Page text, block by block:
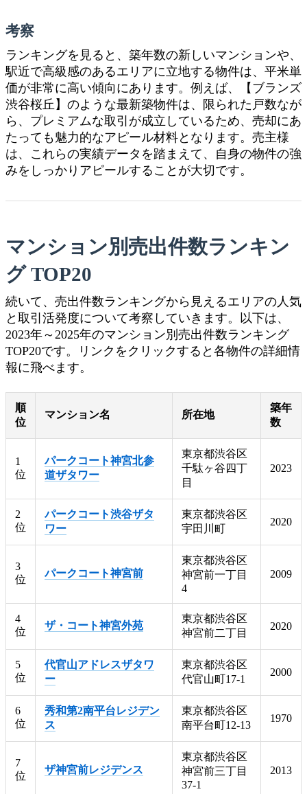
考察
ランキングを見ると、築年数の新しいマンションや、
駅近で高級感のあるエリアに立地する物件は、平米単
価が非常に高い傾向にあります。例えば、【ブランズ
渋谷桜丘】のような最新築物件は、限られた戸数なが
ら、プレミアムな取引が成立しているため、売却にあ
たっても魅力的なアピール材料となります。売主様
は、これらの実績データを踏まえて、自身の物件の強
みをしっかりアピールすることが大切です。
マンション別売出件数ランキン
グ TOP20
続いて、売出件数ランキングから見えるエリアの人気
と取引活発度について考察していきます。以下は、
2023年～2025年のマンション別売出件数ランキング
TOP20です。リンクをクリックすると各物件の詳細情
報に飛べます。
順
位
マンション名 所在地
築年
数
1
位
パークコート神宮北参
道ザタワー
東京都渋谷区
千駄ヶ谷四丁
目
2023
2
位
パークコート渋谷ザタ
ワー
東京都渋谷区
宇田川町
2020
3
位
パークコート神宮前
東京都渋谷区
神宮前一丁目
4
2009
4
位
ザ・コート神宮外苑
東京都渋谷区
神宮前二丁目
2020
5
位
代官山アドレスザタワ
ー
東京都渋谷区
代官山町17-1
2000
6
位
秀和第2南平台レジデン
ス
東京都渋谷区
南平台町12-13
1970
7
位
ザ神宮前レジデンス
東京都渋谷区
神宮前三丁目
37-1
2013